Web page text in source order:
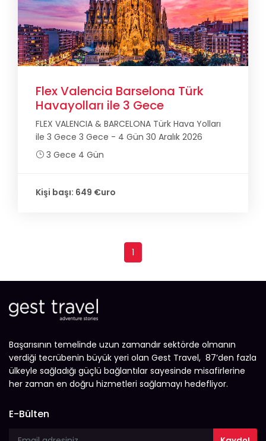
Flex Valencia Barselona Türk
Havayolları ile 3 Gece
FLEX VALENCIA & BARCELONA Türk Hava Yolları
ile 3 Gece 3 Gece - 4 Gün 30 Aralık 2026
3 Gece 4 Gün
Kişi başı: 649 €uro
1
Başarısının temelinde uzun zamandır sektörde olmanın
verdiği tecrübenin büyük yeri olan Gest Travel, 87’den fazla
ülkeyle sağladığı güçlü bağlantılar sayesinde misafirlerine
her zaman en doğru hizmetleri sağlamayı hedefliyor.
E-Bülten